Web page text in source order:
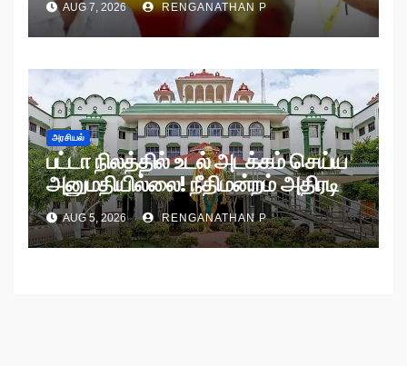
AUG 7, 2026 RENGANATHAN P
அரசியல்
பட்டா நிலத்தில் உடல் அடக்கம் செய்ய
அனுமதியில்லை! நீதிமன்றம் அதிரடி
உத்தரவு!
AUG 5, 2026 RENGANATHAN P